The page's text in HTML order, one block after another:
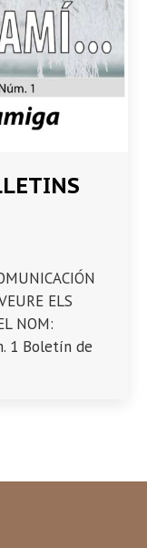
ELS
NOM:
1 Boletín de